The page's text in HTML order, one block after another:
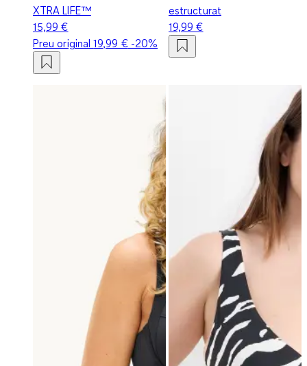
XTRA LIFE™
15,99 €
Preu original19,99 €-20%
estructurat
19,99 €